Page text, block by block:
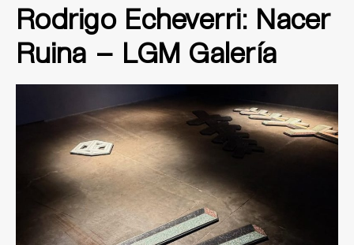
Rodrigo Echeverri: Nacer
Ruina – LGM Galería